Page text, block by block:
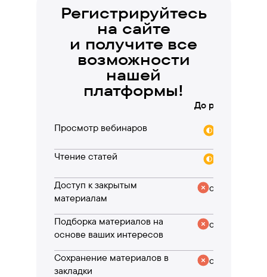
Регистрируйтесь
на сайте
и получите все
возможности
нашей
платформы!
До регистрации
Просмотр вебинаров
Чтение статей
Доступ к закрытым
материалам
отсутствует
Подборка материалов на
основе ваших интересов
отсутствует
Сохранение материалов в
закладки
отсутствует